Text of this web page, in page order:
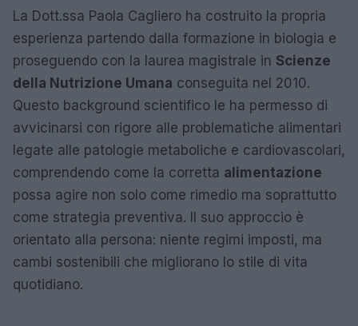
La Dott.ssa Paola Cagliero ha costruito la propria
esperienza partendo dalla formazione in biologia e
proseguendo con la laurea magistrale in Scienze
della Nutrizione Umana conseguita nel 2010.
Questo background scientifico le ha permesso di
avvicinarsi con rigore alle problematiche alimentari
legate alle patologie metaboliche e cardiovascolari,
comprendendo come la corretta alimentazione
possa agire non solo come rimedio ma soprattutto
come strategia preventiva. Il suo approccio è
orientato alla persona: niente regimi imposti, ma
cambi sostenibili che migliorano lo stile di vita
quotidiano.